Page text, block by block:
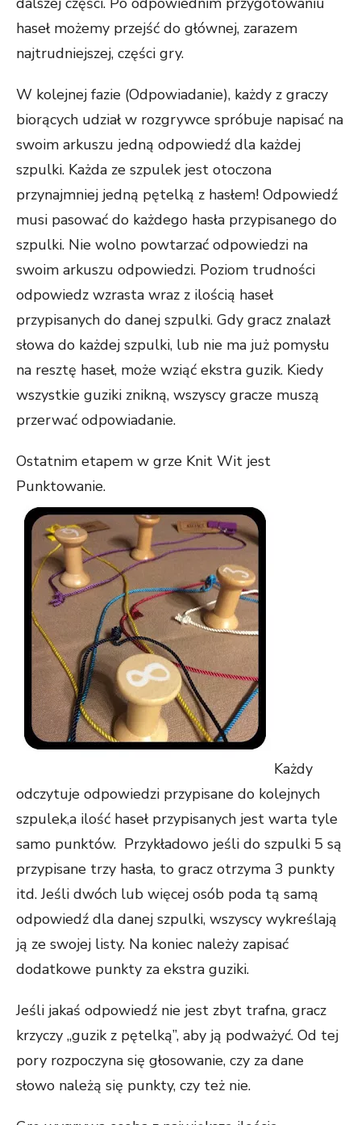
haseł możemy przejść do głównej, zarazem
najtrudniejszej, części gry.
W kolejnej fazie (Odpowiadanie), każdy z graczy
biorących udział w rozgrywce spróbuje napisać na
swoim arkuszu jedną odpowiedź dla każdej
szpulki. Każda ze szpulek jest otoczona
przynajmniej jedną pętelką z hasłem! Odpowiedź
musi pasować do każdego hasła przypisanego do
szpulki. Nie wolno powtarzać odpowiedzi na
swoim arkuszu odpowiedzi. Poziom trudności
odpowiedz wzrasta wraz z ilością haseł
przypisanych do danej szpulki. Gdy gracz znalazł
słowa do każdej szpulki, lub nie ma już pomysłu
na resztę haseł, może wziąć ekstra guzik. Kiedy
wszystkie guziki znikną, wszyscy gracze muszą
przerwać odpowiadanie.
Ostatnim etapem w grze Knit Wit jest
Punktowanie.
Każdy
odczytuje odpowiedzi przypisane do kolejnych
szpulek,a ilość haseł przypisanych jest warta tyle
samo punktów. Przykładowo jeśli do szpulki 5 są
przypisane trzy hasła, to gracz otrzyma 3 punkty
itd. Jeśli dwóch lub więcej osób poda tą samą
odpowiedź dla danej szpulki, wszyscy wykreślają
ją ze swojej listy. Na koniec należy zapisać
dodatkowe punkty za ekstra guziki.
Jeśli jakaś odpowiedź nie jest zbyt trafna, gracz
krzyczy „guzik z pętelką”, aby ją podważyć. Od tej
pory rozpoczyna się głosowanie, czy za dane
słowo należą się punkty, czy też nie.